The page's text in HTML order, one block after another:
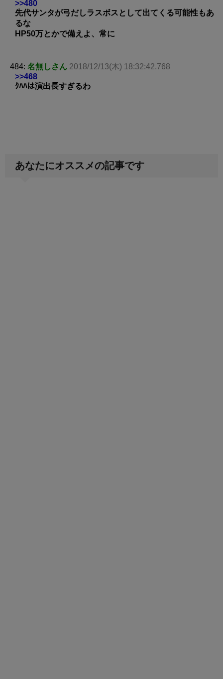
>>480
先代サンタが弓だしラスボスとして出てくる可能性もあ
るな
HP50万とかで備えよ、常に
484: 名無しさん 2018/12/13(木) 18:32:42.768
>>468
ｸﾊﾊは演出長すぎるわ
あなたにオススメの記事です